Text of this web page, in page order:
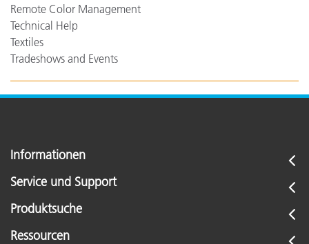
Remote Color Management
Technical Help
Textiles
Tradeshows and Events
Informationen
Service und Support
Produktsuche
Ressourcen